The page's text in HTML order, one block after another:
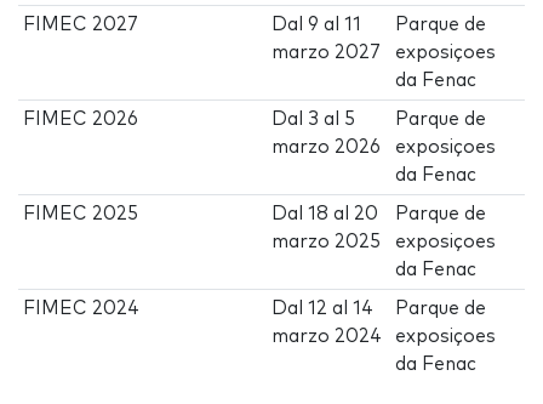
FIMEC 2027 Dal9 al11
marzo 2027
Parque de
exposiçoes
da Fenac
FIMEC 2026 Dal 3 al 5
marzo 2026
Parque de
exposiçoes
da Fenac
FIMEC 2025 Dal18 al 20
marzo 2025
Parque de
exposiçoes
da Fenac
FIMEC 2024 Dal12 al14
marzo 2024
Parque de
exposiçoes
da Fenac